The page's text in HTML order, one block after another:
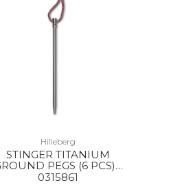
Hilleberg
STINGER TITANIUM
PEGS (6 PCS) -
-
0315861